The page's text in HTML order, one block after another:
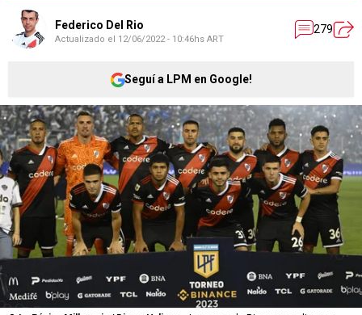
Federico Del Rio
Actualizado el 12/06/2022 - 10:46hs ART
279
Seguí a LPM en Google!